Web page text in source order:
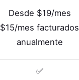
Desde $19/mes
$15/mes facturados
anualmente
✅